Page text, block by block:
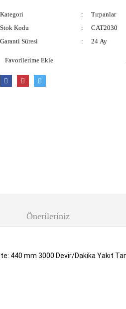
Kategori
Tırpanlar
Stok Kodu
CAT2030
Garanti Süresi
24 Ay
Önerileriniz
mm 3000 Devir/Dakika Yakıt